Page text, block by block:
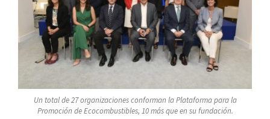
Un total de 27 organizaciones conforman la Plataforma para la
Promoción de Ecocombustibles, 10 más que en su fundación.